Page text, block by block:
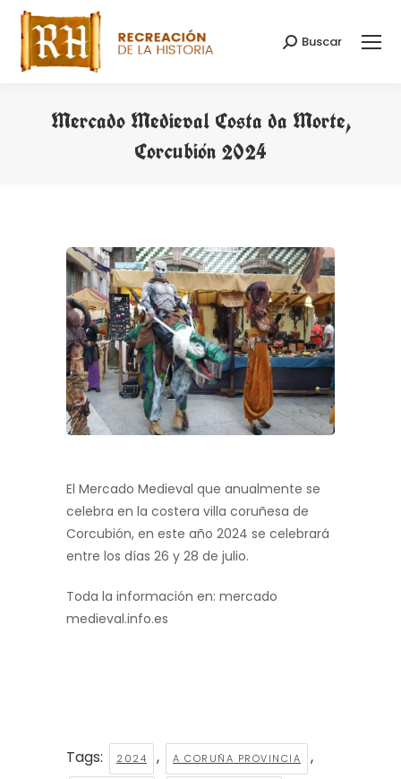
Buscar:
Buscar
Mercado Medieval Costa da Morte,
Corcubión 2024
El Mercado Medieval que anualmente se
celebra en la costera villa coruñesa de
Corcubión, en este año 2024 se celebrará
entre los días 26 y 28 de julio.
Toda la información en: mercado
medieval.info.es
Tags: 2024 , A CORUÑA PROVINCIA ,